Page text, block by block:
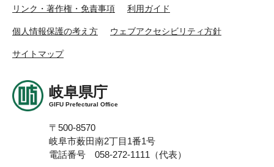
リンク・著作権・免責事項 利用ガイド
個人情報保護の考え方 ウェブアクセシビリティ方針
サイトマップ
岐阜県庁
GIFU Prefectural Office
〒500-8570
岐阜市薮田南2丁目1番1号
電話番号 058-272-1111（代表）